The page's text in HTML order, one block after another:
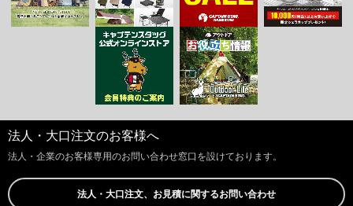
法人・大口注文のお客様へ
法人・企業のお客様専用のお問い合わせ窓口を設けております。
法人・大口注文、お見積に関するお問い合わせ